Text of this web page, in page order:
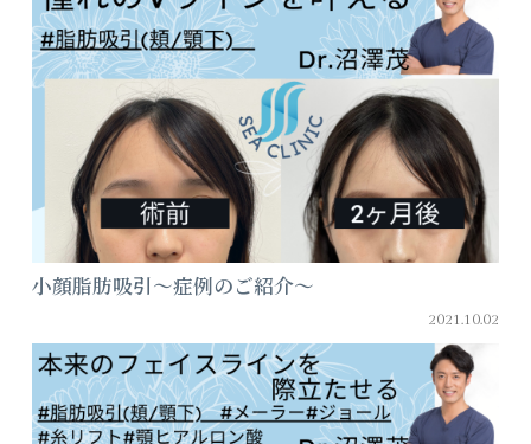
小顔脂肪吸引～症例のご紹介～
2021.10.02